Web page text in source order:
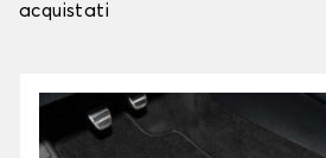
acquistati